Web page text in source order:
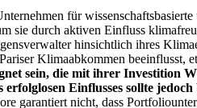
für
sie durch aktiven Einfluss
hinsichtlich ihres
Klimaabkommen beeinflusst,
sein, die mit ihrer Investition
Einflusses sollte
garantiert nicht, dass